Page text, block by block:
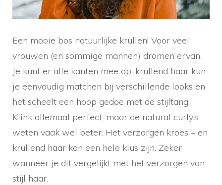
Een mooie bos natuurlijke krullen! Voor veel
vrouwen (en sommige mannen) dromen ervan.
Je kunt er alle kanten mee op, krullend haar kun
je eenvoudig matchen bij verschillende looks en
het scheelt een hoop gedoe met de stijltang.
Klink allemaal perfect, maar de natural curly’s
weten vaak wel beter. Het verzorgen kroes – en
krullend haar kan een hele klus zijn. Zeker
wanneer je dit vergelijkt met het verzorgen van
stijl haar.